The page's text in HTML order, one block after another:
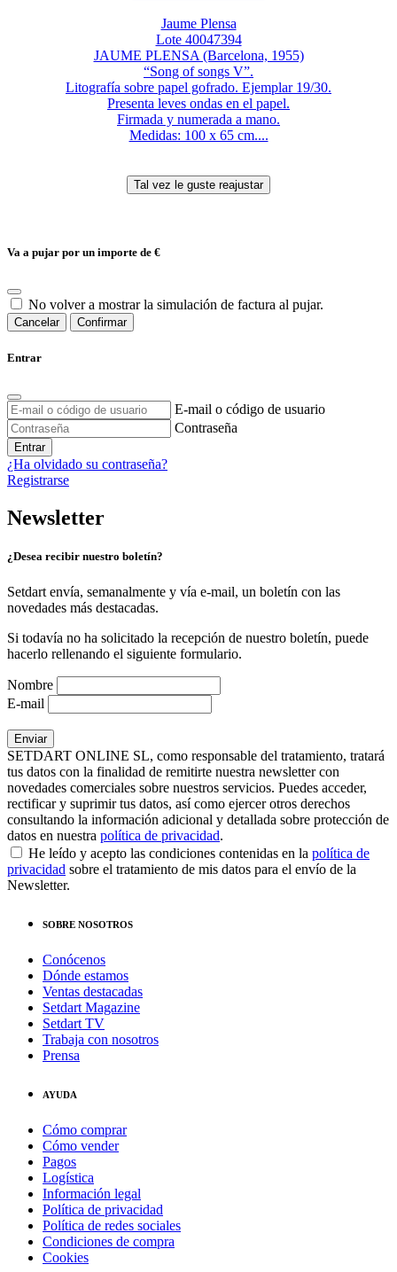
Jaume Plensa
Lote 40047394
JAUME PLENSA (Barcelona, 1955)
“Song of songs V”.
Litografía sobre papel gofrado. Ejemplar 19/30.
Presenta leves ondas en el papel.
Firmada y numerada a mano.
Medidas: 100 x 65 cm....
Va a pujar por un importe de €
No volver a mostrar la simulación de factura al pujar.
Cancelar Confirmar
Entrar
E-mail o código de usuario
Contraseña
Entrar
¿Ha olvidado su contraseña?
Registrarse
Newsletter
¿Desea recibir nuestro boletín?
Setdart envía, semanalmente y vía e-mail, un boletín con las
novedades más destacadas.
Si todavía no ha solicitado la recepción de nuestro boletín, puede
hacerlo rellenando el siguiente formulario.
Nombre
E-mail
SETDART ONLINE SL, como responsable del tratamiento, tratará
tus datos con la finalidad de remitirte nuestra newsletter con
novedades comerciales sobre nuestros servicios. Puedes acceder,
rectificar y suprimir tus datos, así como ejercer otros derechos
consultando la información adicional y detallada sobre protección de
datos en nuestra política de privacidad.
He leído y acepto las condiciones contenidas en la política de
privacidad sobre el tratamiento de mis datos para el envío de la
Newsletter.
SOBRE NOSOTROS
Conócenos
Dónde estamos
Ventas destacadas
Setdart Magazine
Setdart TV
Trabaja con nosotros
Prensa
AYUDA
Cómo comprar
Cómo vender
Pagos
Logística
Información legal
Política de privacidad
Política de redes sociales
Condiciones de compra
Cookies